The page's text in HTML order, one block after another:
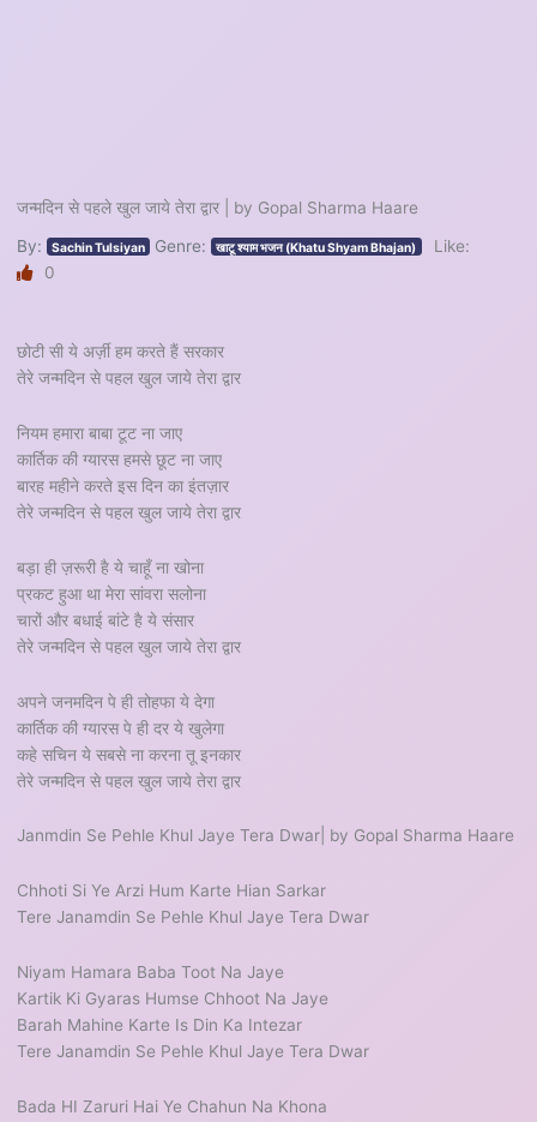
जन्मदिन से पहले खुल जाये तेरा द्वार | by Gopal Sharma Haare
By: Sachin Tulsiyan Genre: खाटू श्याम भजन (Khatu Shyam Bhajan)
Like:
0
छोटी सी ये अर्ज़ी हम करते हैं सरकार
तेरे जन्मदिन से पहल खुल जाये तेरा द्वार
नियम हमारा बाबा टूट ना जाए
कार्तिक की ग्यारस हमसे छूट ना जाए
बारह महीने करते इस दिन का इंतज़ार
तेरे जन्मदिन से पहल खुल जाये तेरा द्वार
बड़ा ही ज़रूरी है ये चाहूँ ना खोना
प्रकट हुआ था मेरा सांवरा सलोना
चारों और बधाई बांटे है ये संसार
तेरे जन्मदिन से पहल खुल जाये तेरा द्वार
अपने जनमदिन पे ही तोहफा ये देगा
कार्तिक की ग्यारस पे ही दर ये खुलेगा
कहे सचिन ये सबसे ना करना तू इनकार
तेरे जन्मदिन से पहल खुल जाये तेरा द्वार
Janmdin Se Pehle Khul Jaye Tera Dwar| by Gopal Sharma Haare
Chhoti Si Ye Arzi Hum Karte Hian Sarkar
Tere Janamdin Se Pehle Khul Jaye Tera Dwar
Niyam Hamara Baba Toot Na Jaye
Kartik Ki Gyaras Humse Chhoot Na Jaye
Barah Mahine Karte Is Din Ka Intezar
Tere Janamdin Se Pehle Khul Jaye Tera Dwar
Bada HI Zaruri Hai Ye Chahun Na Khona